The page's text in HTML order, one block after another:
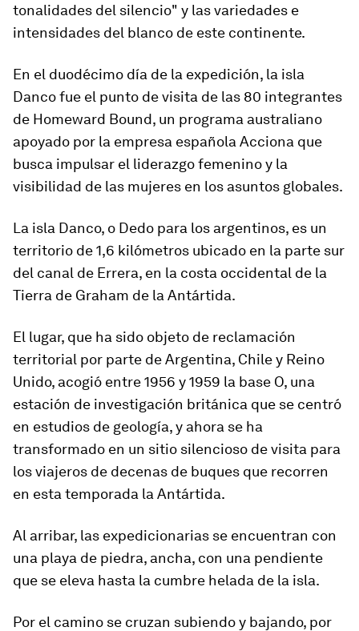
tonalidades del silencio" y las variedades e
intensidades del blanco de este continente.
En el duodécimo día de la expedición, la isla
Danco fue el punto de visita de las 80 integrantes
de Homeward Bound, un programa australiano
apoyado por la empresa española Acciona que
busca impulsar el liderazgo femenino y la
visibilidad de las mujeres en los asuntos globales.
La isla Danco, o Dedo para los argentinos, es un
territorio de 1,6 kilómetros ubicado en la parte sur
del canal de Errera, en la costa occidental de la
Tierra de Graham de la Antártida.
El lugar, que ha sido objeto de reclamación
territorial por parte de Argentina, Chile y Reino
Unido, acogió entre 1956 y 1959 la base O, una
estación de investigación británica que se centró
en estudios de geología, y ahora se ha
transformado en un sitio silencioso de visita para
los viajeros de decenas de buques que recorren
en esta temporada la Antártida.
Al arribar, las expedicionarias se encuentran con
una playa de piedra, ancha, con una pendiente
que se eleva hasta la cumbre helada de la isla.
Por el camino se cruzan subiendo y bajando, por